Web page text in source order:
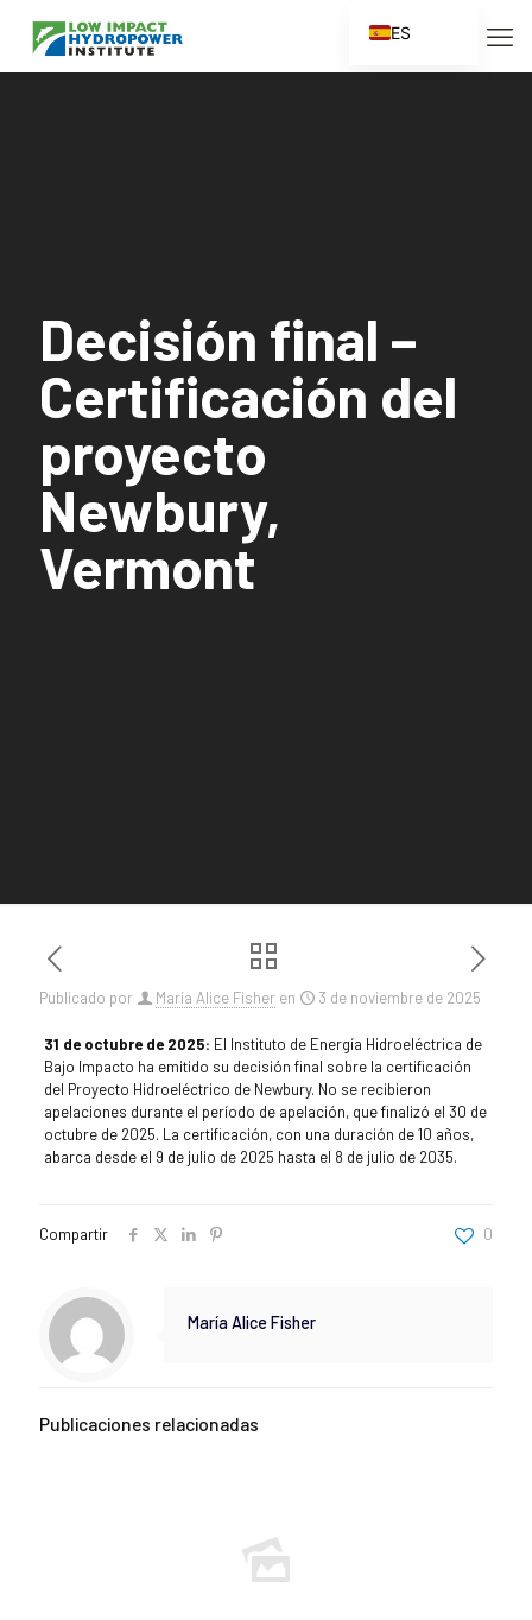
Decisión final –
Certificación del
proyecto
Newbury,
Vermont
Publicado por María Alice Fisher en 3 de noviembre de 2025
31 de octubre de 2025: El Instituto de Energía Hidroeléctrica de
Bajo Impacto ha emitido su decisión final sobre la certificación
del Proyecto Hidroeléctrico de Newbury. No se recibieron
apelaciones durante el período de apelación, que finalizó el 30 de
octubre de 2025. La certificación, con una duración de 10 años,
abarca desde el 9 de julio de 2025 hasta el 8 de julio de 2035.
Compartir 0
María Alice Fisher
Publicaciones relacionadas
ES
EN